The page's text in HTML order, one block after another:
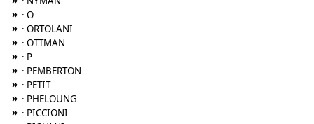
» · O
» · ORTOLANI
» · OTTMAN
» · P
» · PEMBERTON
» · PETIT
» · PHELOUNG
» · PICCIONI